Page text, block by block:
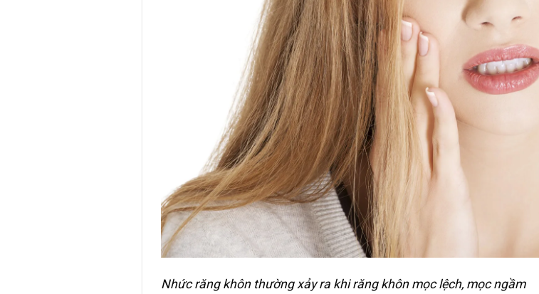
Nhức răng khôn thường xảy ra khi răng khôn mọc lệch, mọc ngầm